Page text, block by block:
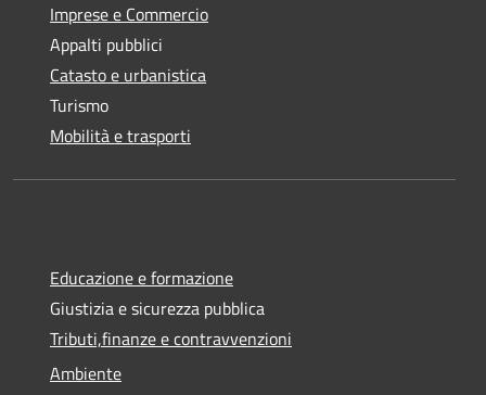
Imprese e Commercio
Appalti pubblici
Catasto e urbanistica
Turismo
Mobilità e trasporti
Educazione e formazione
Giustizia e sicurezza pubblica
Tributi,finanze e contravvenzioni
Ambiente